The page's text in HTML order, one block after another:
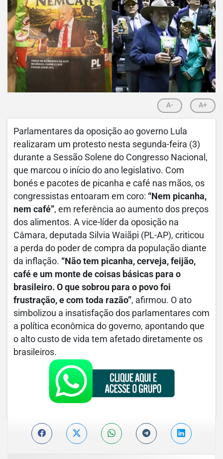
A- A+
Parlamentares da oposição ao governo Lula
realizaram um protesto nesta segunda-feira (3)
durante a Sessão Solene do Congresso Nacional,
que marcou o início do ano legislativo. Com
bonés e pacotes de picanha e café nas mãos, os
congressistas entoaram em coro: “Nem picanha,
nem café”, em referência ao aumento dos preços
dos alimentos. A vice-líder da oposição na
Câmara, deputada Silvia Waiãpi (PL-AP), criticou
a perda do poder de compra da população diante
da inflação. “Não tem picanha, cerveja, feijão,
café e um monte de coisas básicas para o
brasileiro. O que sobrou para o povo foi
frustração, e com toda razão”, afirmou. O ato
simbolizou a insatisfação dos parlamentares com
a política econômica do governo, apontando que
o alto custo de vida tem afetado diretamente os
brasileiros.